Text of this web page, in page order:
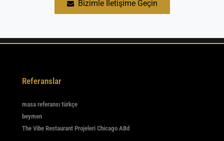
mobilyaları mevsim geçişlerinde kapalı alanda muhafaza
edilerek ömrü uzatılabilir.
Bizimle İletişime Geçin
Referanslar
masa referansı türkçe
beymen
The Vibe Restaurant Projeleri Chicago ABd